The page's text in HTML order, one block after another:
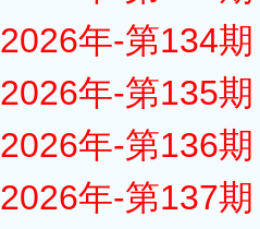
2026年-第134
2026年-第135
2026年-第136
2026年-第137